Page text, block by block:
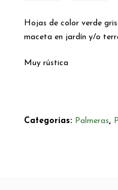
Hojas de color verde
maceta en jardín y/o
Muy rústica
Categorías: Palmeras,